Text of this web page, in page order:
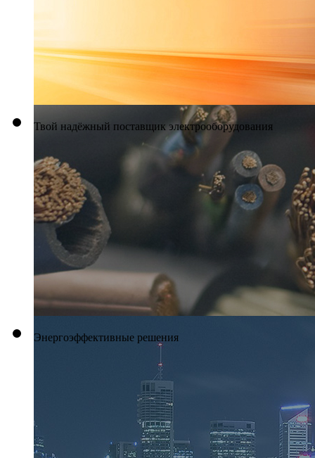
Твой надёжный поставщик электрооборудования
Энергоэффективные решения